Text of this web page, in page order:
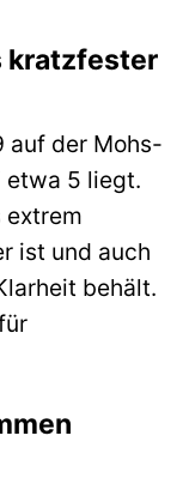
kratzfester
auf der Mohs-
etwa 5 liegt.
extrem
ist und auch
behält.